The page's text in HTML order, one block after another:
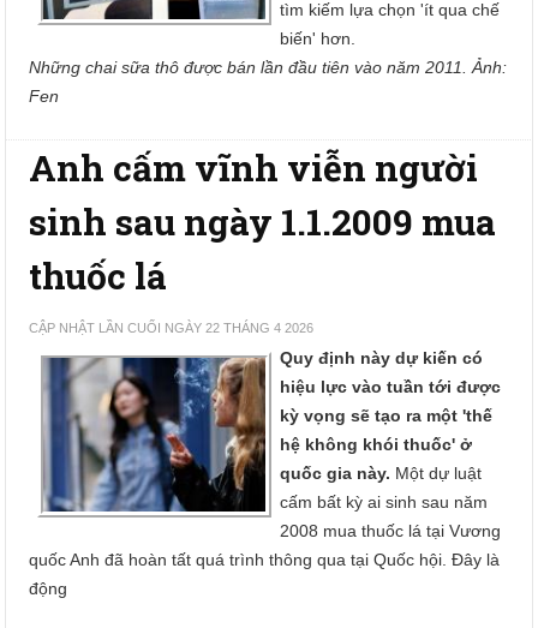
tìm kiếm lựa chọn 'ít qua chế
biến' hơn.
Những chai sữa thô được bán lần đầu tiên vào năm 2011. Ảnh:
Fen
Anh cấm vĩnh viễn người
sinh sau ngày 1.1.2009 mua
thuốc lá
CẬP NHẬT LẦN CUỐI NGÀY 22 THÁNG 4 2026
Quy định này dự kiến có
hiệu lực vào tuần tới được
kỳ vọng sẽ tạo ra một 'thế
hệ không khói thuốc' ở
quốc gia này. Một dự luật
cấm bất kỳ ai sinh sau năm
2008 mua thuốc lá tại Vương
quốc Anh đã hoàn tất quá trình thông qua tại Quốc hội. Đây là
động